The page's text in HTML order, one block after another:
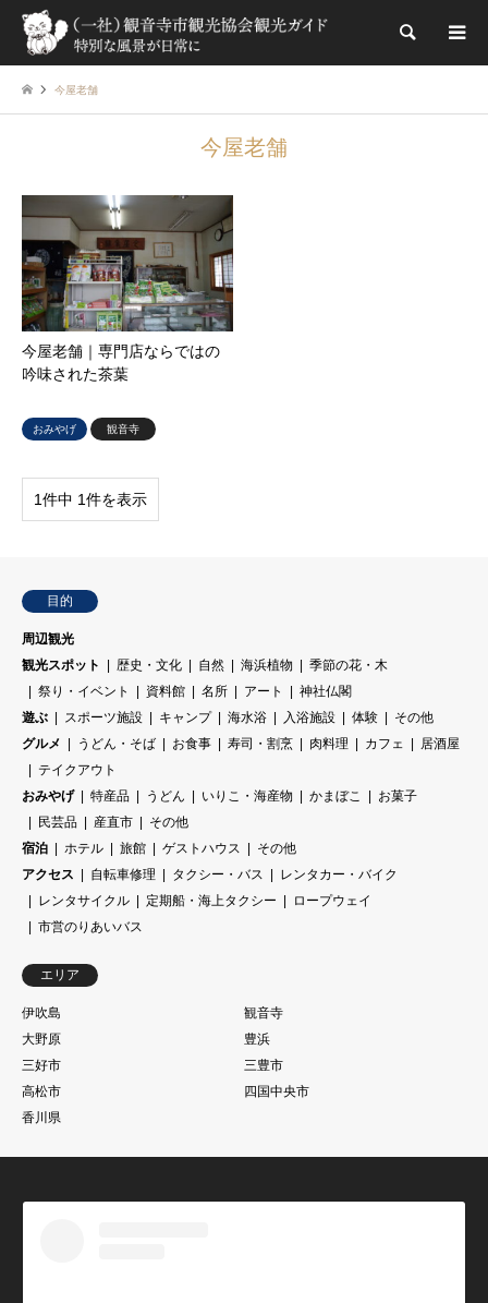
検索
今屋老舗
今屋老舗
今屋老舗｜専門店ならではの
吟味された茶葉
おみやげ 観音寺
1件中 1件を表示
目的
周辺観光
観光スポット
歴史・文化 自然 海浜植物
季節の花・木
祭り・イベント
資料館 名所 アート
神社仏閣
遊ぶ
スポーツ施設 キャンプ 海水浴 入浴施設 体験
その他
グルメ
うどん・そば お食事 寿司・割烹 肉料理 カフェ
居酒屋
テイクアウト
おみやげ
特産品 うどん いりこ・海産物 かまぼこ
お菓子
民芸品
産直市
その他
宿泊
ホテル 旅館 ゲストハウス
その他
アクセス
自転車修理 タクシー・バス
レンタカー・バイク
レンタサイクル
定期船・海上タクシー
ロープウェイ
市営のりあいバス
エリア
伊吹島
観音寺
大野原
豊浜
三好市
三豊市
高松市
四国中央市
香川県